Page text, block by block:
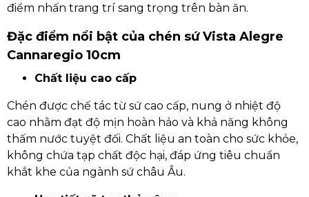
điểm nhấn trang trí sang trọng trên bàn ăn.
Đặc điểm nổi bật của chén sứ Vista Alegre
Cannaregio 10cm
Chất liệu cao cấp
Chén được chế tác từ sứ cao cấp, nung ở nhiệt độ
cao nhằm đạt độ mịn hoàn hảo và khả năng không
thấm nước tuyệt đối. Chất liệu an toàn cho sức khỏe,
không chứa tạp chất độc hại, đáp ứng tiêu chuẩn
khắt khe của ngành sứ châu Âu.